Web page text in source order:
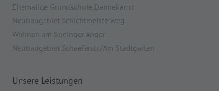
Ehemalige Grundschule Dannekamp
Neubaugebiet Schichtmeisterweg
Wohnen am Sodinger Anger
Neubaugebiet Schaeferstr./Am Stadtgarten
Unsere Leistungen